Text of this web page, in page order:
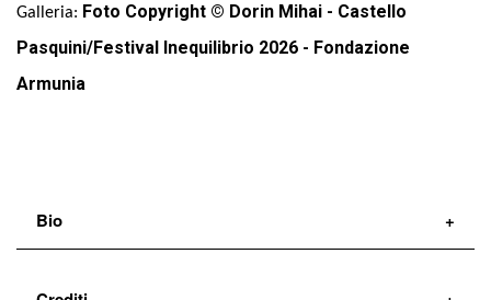
Galleria: Foto Copyright © Dorin Mihai - Castello
Pasquini/Festival Inequilibrio 2026 - Fondazione
Armunia
Bio
Simon Le Borgne